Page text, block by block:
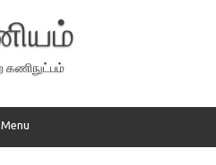
கணிநுட்பம்
Menu